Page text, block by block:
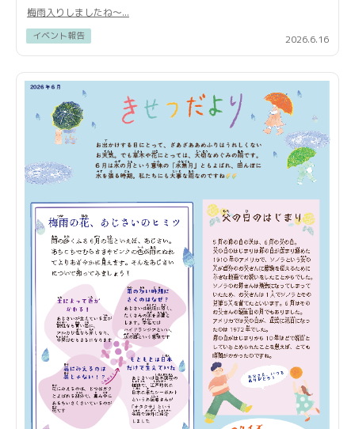
梅雨入りしましたね〜...
2026.6.16
イベント報告